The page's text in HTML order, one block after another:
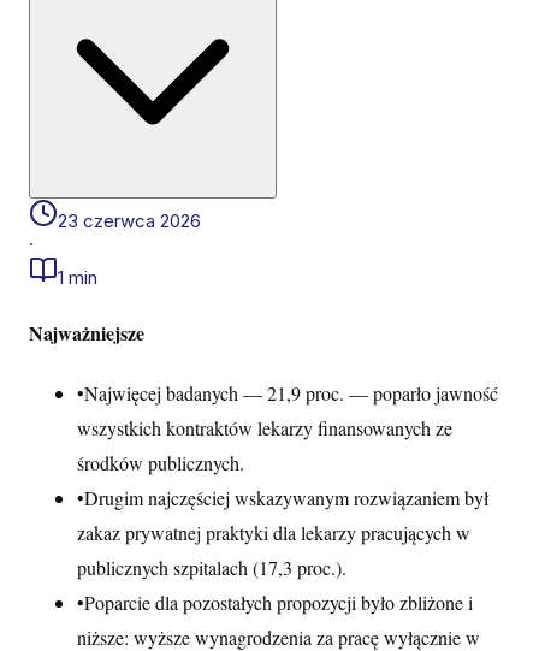
23 czerwca 2026
·
1 min
Najważniejsze
•Najwięcej badanych — 21,9 proc. — poparło jawność
wszystkich kontraktów lekarzy finansowanych ze
środków publicznych.
•Drugim najczęściej wskazywanym rozwiązaniem był
zakaz prywatnej praktyki dla lekarzy pracujących w
publicznych szpitalach (17,3 proc.).
•Poparcie dla pozostałych propozycji było zbliżone i
niższe: wyższe wynagrodzenia za pracę wyłącznie w